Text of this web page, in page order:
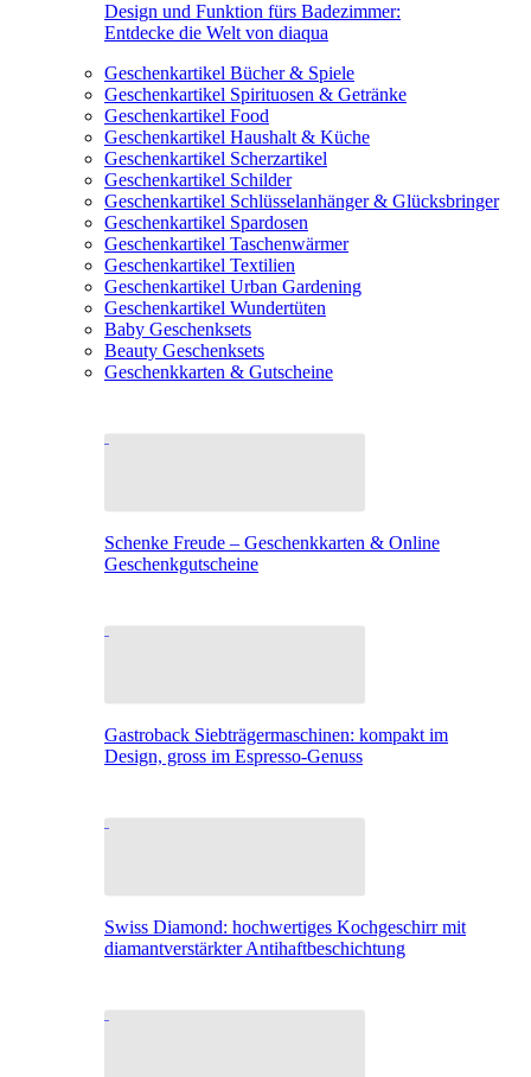
Design und Funktion fürs Badezimmer:
Entdecke die Welt von diaqua
Geschenkartikel Bücher & Spiele
Geschenkartikel Spirituosen & Getränke
Geschenkartikel Food
Geschenkartikel Haushalt & Küche
Geschenkartikel Scherzartikel
Geschenkartikel Schilder
Geschenkartikel Schlüsselanhänger & Glücksbringer
Geschenkartikel Spardosen
Geschenkartikel Taschenwärmer
Geschenkartikel Textilien
Geschenkartikel Urban Gardening
Geschenkartikel Wundertüten
Baby Geschenksets
Beauty Geschenksets
Geschenkkarten & Gutscheine
Schenke Freude – Geschenkkarten & Online
Geschenkgutscheine
Gastroback Siebträgermaschinen: kompakt im
Design, gross im Espresso-Genuss
Swiss Diamond: hochwertiges Kochgeschirr mit
diamantverstärkter Antihaftbeschichtung